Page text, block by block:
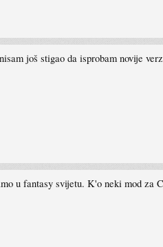
još stigao da isprobam novije
u fantasy svijetu. K'o neki mod za